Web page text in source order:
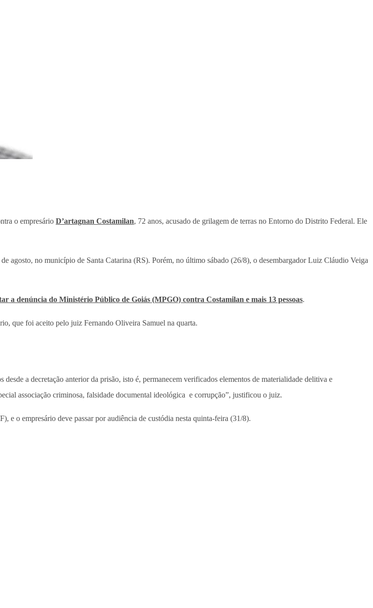
o empresário D’artagnan Costamilan, 72 anos, acusado de grilagem de terras no Entorno do Distrito Federal. Ele
agosto, no município de Santa Catarina (RS). Porém, no último sábado (26/8), o desembargador Luiz Cláudio Veiga
a denúncia do Ministério Público de Goiás (MPGO) contra Costamilan e mais 13 pessoas.
que foi aceito pelo juiz Fernando Oliveira Samuel na quarta.
a decretação anterior da prisão, isto é, permanecem verificados elementos de materialidade delitiva e
associação criminosa, falsidade documental ideológica e corrupção”, justificou o juiz.
o empresário deve passar por audiência de custódia nesta quinta-feira (31/8).